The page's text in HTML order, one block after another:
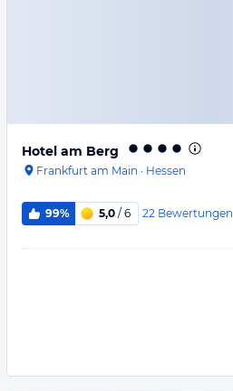
Hotel am Berg
Frankfurt am Main · Hessen
99% 5,0 / 6 22 Bewertungen